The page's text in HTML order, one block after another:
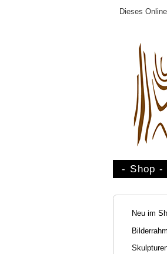
Dieses
- Shop -
Neu im